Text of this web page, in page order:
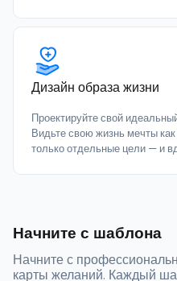
Дизайн образа жизни
Проектируйте свой
Видьте свою жизнь мечты
только отдельные цели — и
Начните с шаблона
Начните с
карты желаний. Каждый